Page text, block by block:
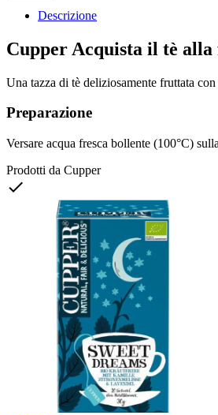
Descrizione
Cupper Acquista il tè
Una tazza di tè deliziosamente fruttata
Preparazione
Versare acqua fresca bollente (100°C)
Prodotti da Cupper
